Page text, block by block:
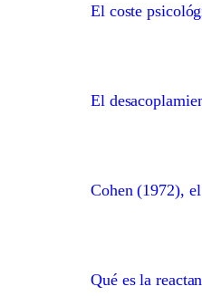
El coste
El
Cohen (1972),
Qué es la